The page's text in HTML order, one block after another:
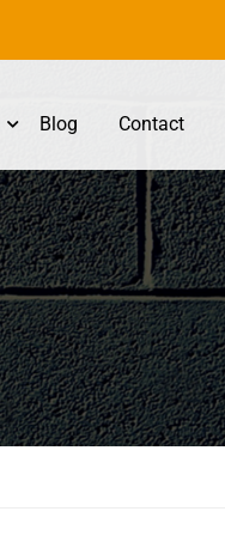
Blog Contact